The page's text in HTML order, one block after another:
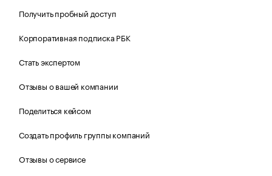
Получить пробный доступ
Корпоративная подписка РБК
Стать экспертом
Отзывы о вашей компании
Поделиться кейсом
Создать профиль группы компаний
Отзывы о сервисе